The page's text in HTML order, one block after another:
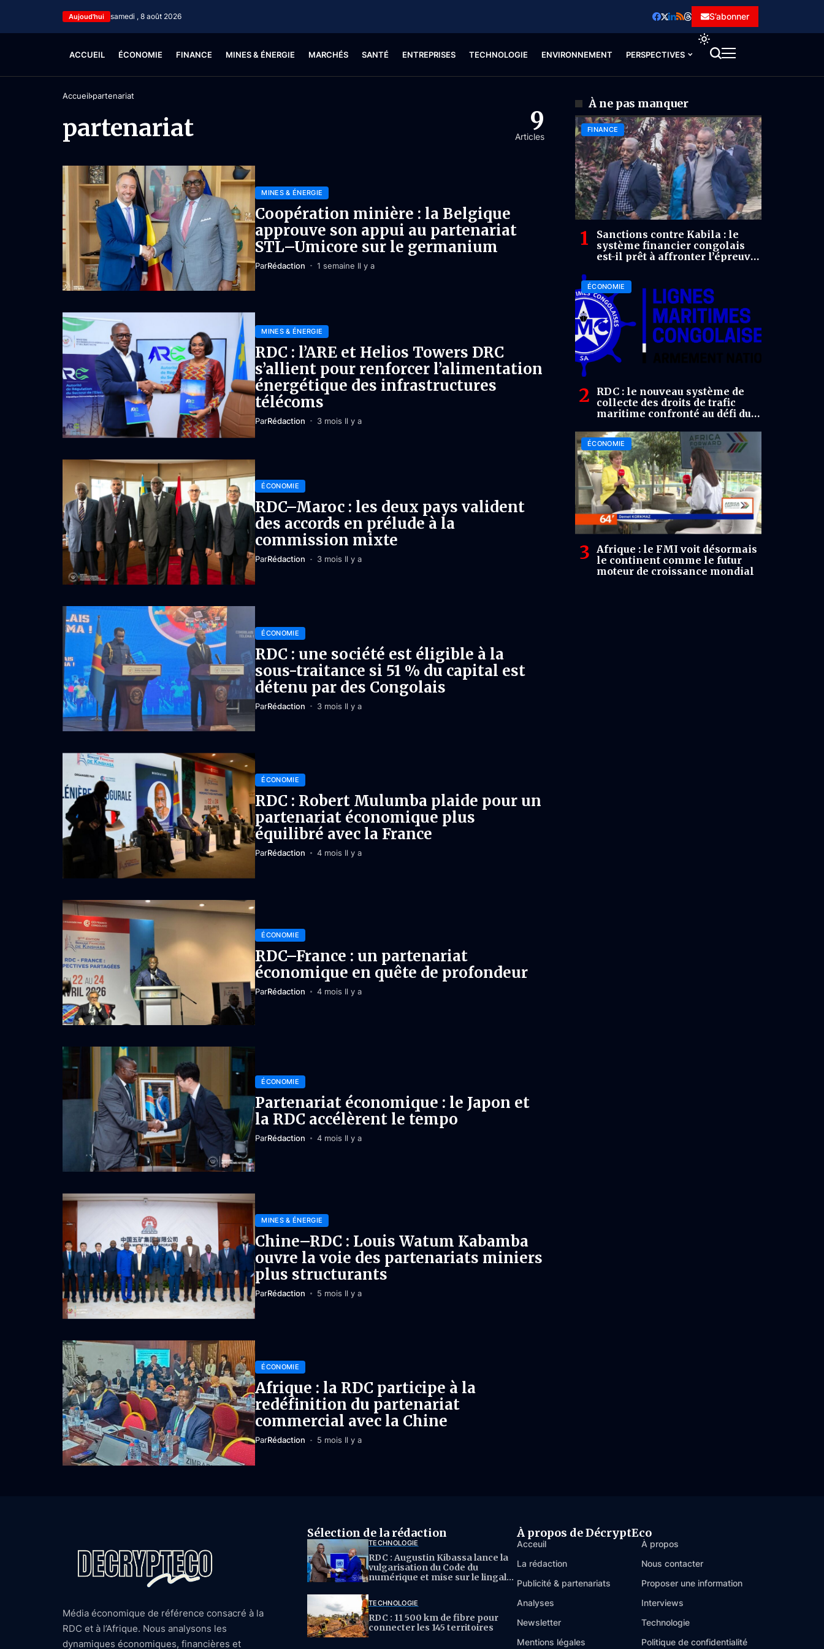
Aujoud'hui samedi , 8 août 2026 S’abonner
ACCUEIL ÉCONOMIE FINANCE MINES & ÉNERGIE MARCHÉS SANTÉ ENTREPRISES TECHNOLOGIE ENVIRONNEMENT PERSPECTIVES
Accueil partenariat
partenariat 9
Articles
MINES & ÉNERGIE
Coopération minière : la Belgique
approuve son appui au partenariat
STL–Umicore sur le germanium
ParRédaction 1 semaine Il y a
MINES & ÉNERGIE
RDC : l’ARE et Helios Towers DRC
s’allient pour renforcer l’alimentation
énergétique des infrastructures
télécoms
ParRédaction 3 mois Il y a
ÉCONOMIE
RDC–Maroc : les deux pays valident
des accords en prélude à la
commission mixte
ParRédaction 3 mois Il y a
ÉCONOMIE
RDC : une société est éligible à la
sous-traitance si 51 % du capital est
détenu par des Congolais
ParRédaction 3 mois Il y a
ÉCONOMIE
RDC : Robert Mulumba plaide pour un
partenariat économique plus
équilibré avec la France
ParRédaction 4 mois Il y a
ÉCONOMIE
RDC–France : un partenariat
économique en quête de profondeur
ParRédaction 4 mois Il y a
ÉCONOMIE
Partenariat économique : le Japon et
la RDC accélèrent le tempo
ParRédaction 4 mois Il y a
MINES & ÉNERGIE
Chine–RDC : Louis Watum Kabamba
ouvre la voie des partenariats miniers
plus structurants
ParRédaction 5 mois Il y a
ÉCONOMIE
Afrique : la RDC participe à la
redéfinition du partenariat
commercial avec la Chine
ParRédaction 5 mois Il y a
À ne pas manquer
FINANCE
Sanctions contre Kabila : le
système financier congolais
est-il prêt à affronter l’épreuve
ÉCONOMIE
RDC : le nouveau système de
collecte des droits de trafic
maritime confronté au défi du
ÉCONOMIE
Afrique : le FMI voit désormais
le continent comme le futur
moteur de croissance mondial
Média économique de référence consacré à la
RDC et à l’Afrique. Nous analysons les
dynamiques économiques, financières et
Sélection de la rédaction
TECHNOLOGIE
RDC : Augustin Kibassa lance la
vulgarisation du Code du
numérique et mise sur le lingala
TECHNOLOGIE
RDC : 11 500 km de fibre pour
connecter les 145 territoires
À propos de DécryptEco
Acceuil
À propos
La rédaction
Nous contacter
Publicité & partenariats
Proposer une information
Analyses
Interviews
Newsletter
Technologie
Mentions légales
Politique de confidentialité